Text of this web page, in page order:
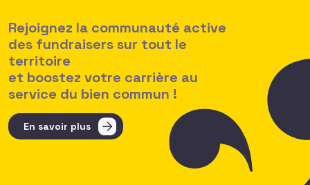
Rejoignez la communauté active
des fundraisers sur tout le
territoire
et boostez votre carrière au
service du bien commun !
En savoir plus